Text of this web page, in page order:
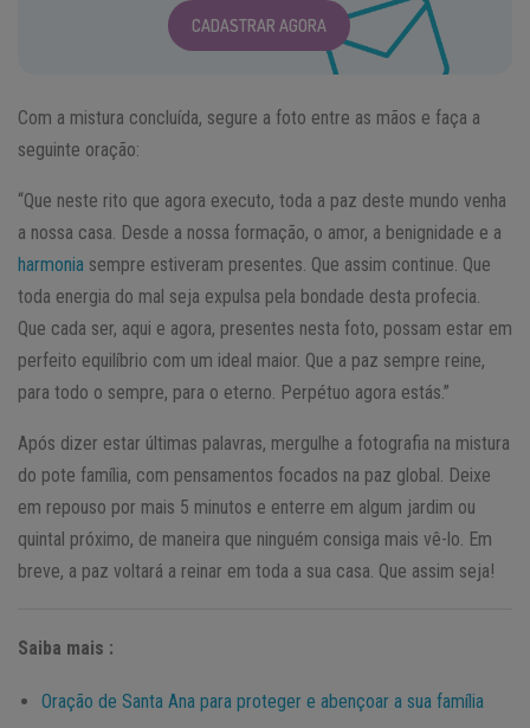
CADASTRAR AGORA
Com a mistura concluída, segure a foto entre as mãos e faça a
seguinte oração:
“Que neste rito que agora executo, toda a paz deste mundo venha
a nossa casa. Desde a nossa formação, o amor, a benignidade e a
harmonia sempre estiveram presentes. Que assim continue. Que
toda energia do mal seja expulsa pela bondade desta profecia.
Que cada ser, aqui e agora, presentes nesta foto, possam estar em
perfeito equilíbrio com um ideal maior. Que a paz sempre reine,
para todo o sempre, para o eterno. Perpétuo agora estás.”
Após dizer estar últimas palavras, mergulhe a fotografia na mistura
do pote família, com pensamentos focados na paz global. Deixe
em repouso por mais 5 minutos e enterre em algum jardim ou
quintal próximo, de maneira que ninguém consiga mais vê-lo. Em
breve, a paz voltará a reinar em toda a sua casa. Que assim seja!
Saiba mais :
Oração de Santa Ana para proteger e abençoar a sua família